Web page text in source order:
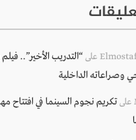
على“التدريب الأخير”..
وصراعاته الداخلية
علىتكريم نجوم السينما في افتتاح